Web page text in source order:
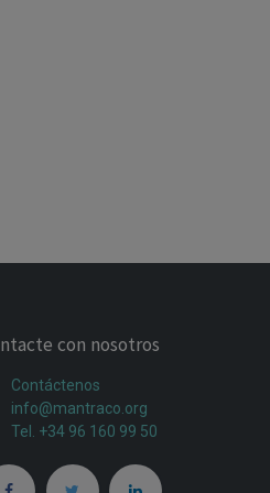
con nosotros
Contáctenos
info@mantraco.org
Tel. +34 96 160 99 50